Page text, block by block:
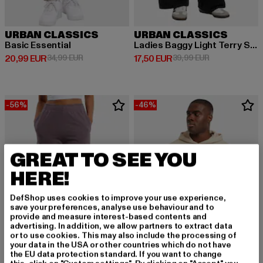
URBAN CLASSICS
Basic Essential
20,99 EUR
Derzeitiger Preis: 20,99 EUR
34,99 EURAktionspreis: 34,99 EUR
URBAN CLASSICS
Ladies Baggy Light Terry Sweat Pants
17,50 EUR
Derzeitiger Preis: 17,50 EUR
39,99 EURAktionspreis:
-56% -46%
GREAT TO SEE YOU
HERE!
DefShop uses cookies to improve your use experience,
save your preferences, analyse use behaviour and to
provide and measure interest-based contents and
advertising. In addition, we allow partners to extract data
or to use cookies. This may also include the processing of
your data in the USA or other countries which do not have
the EU data protection standard. If you want to change